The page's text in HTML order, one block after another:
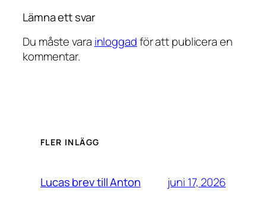
Lämna ett svar
Du måste vara inloggadför att publicera en
kommentar.
FLER INLÄGG
Lucas brev till Anton juni 17, 2026